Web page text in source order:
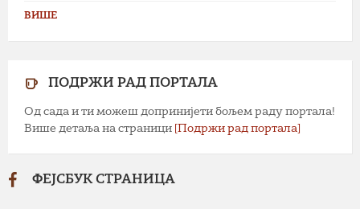
ВИШЕ
ПОДРЖИ РАД ПОРТАЛА
Од сада и ти можеш допринијети бољем раду портала!
Више детаља на страници [Подржи рад портала]
ФЕЈСБУК СТРАНИЦА